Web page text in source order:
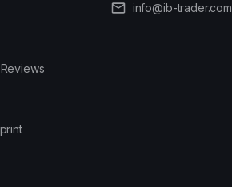
info@ib-trader.com